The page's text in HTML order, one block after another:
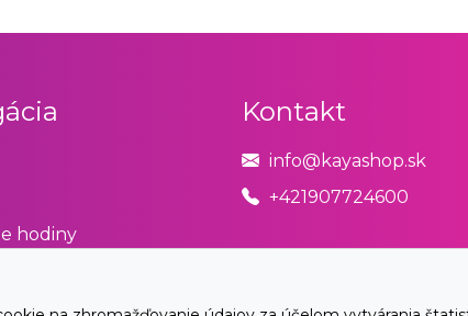
hodiny
od zmluvy tu
Kontakt
info@kayashop.sk
+421907724600